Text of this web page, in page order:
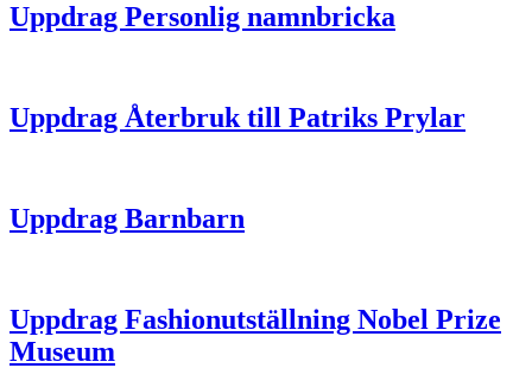
Uppdrag Personlig namnbricka
Uppdrag Återbruk till Patriks Prylar
Uppdrag Barnbarn
Uppdrag Fashionutställning Nobel Prize
Museum